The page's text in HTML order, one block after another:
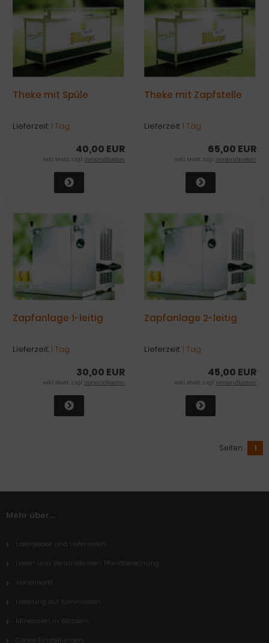
Theke mit Spüle
Lieferzeit: 1 Tag
40,00 EUR
exkl. MwSt. zzgl.Versandkosten
Theke mit Zapfstelle
Lieferzeit: 1 Tag
65,00 EUR
exkl. MwSt. zzgl.Versandkosten
Zapfanlage 1-leitig
Lieferzeit: 1 Tag
30,00 EUR
exkl. MwSt. zzgl.Versandkosten
Zapfanlage 2-leitig
Lieferzeit: 1 Tag
45,00 EUR
exkl. MwSt. zzgl.Versandkosten
Seiten: 1
Mehr über...
Liefergebiet und Lieferzeiten
Liefer- und Versandkosten, Pfandberechung
Abholmarkt
Lieferung auf Kommission
Mineralien in Wässern
Cookie Einstellungen